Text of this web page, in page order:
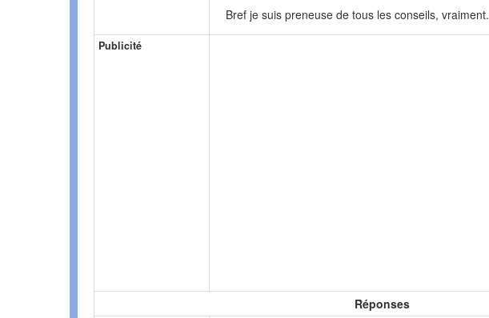
Bref je suis preneuse de tous les conseils, vraiment.
Publicité
Réponses